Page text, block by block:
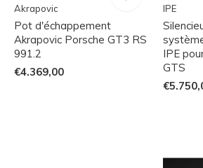
Akrapovic
Pot d'échappement
Akrapovic Porsche GT3 RS
991.2
€4.369,00
IPE
IPE
GTS